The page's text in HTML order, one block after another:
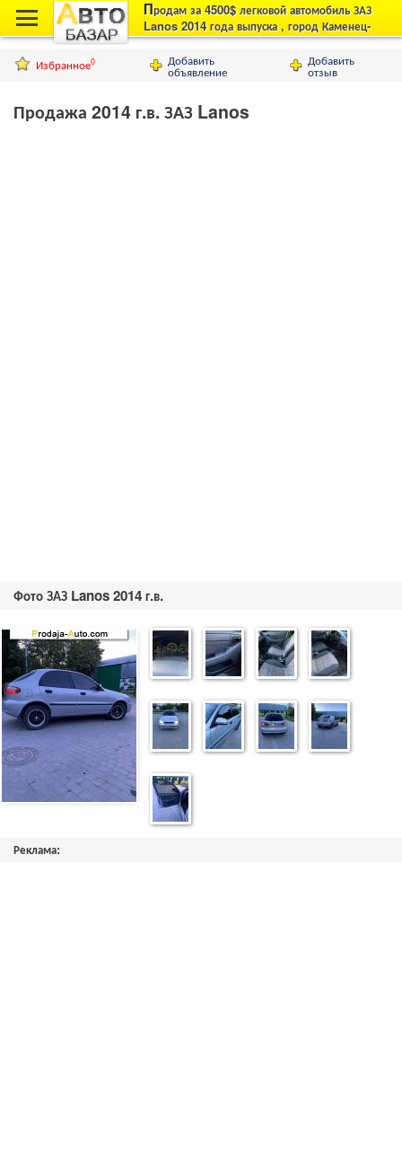
Продам за 4500$ легковой автомобиль ЗАЗ
Lanos 2014 года выпуска , город Каменец-
Подольский
Добавить
отзыв
Добавить
объявление
Избранное0
Продажа 2014 г.в. ЗАЗ Lanos
Фото ЗАЗ Lanos 2014 г.в.
Реклама: